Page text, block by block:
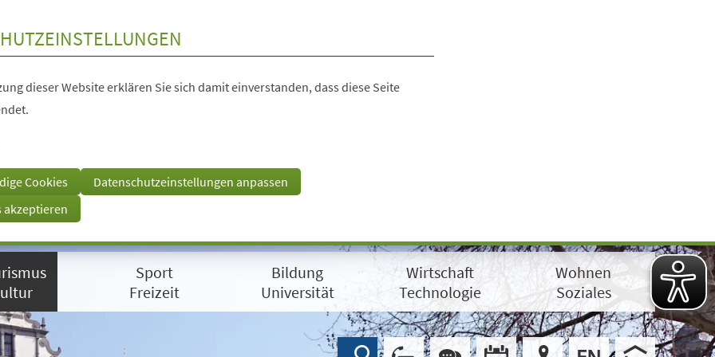
dieser Website erklären Sie sich damit einverstanden, dass diese Seite
Cookies
Datenschutzeinstellungen anpassen
akzeptieren
Sport
Freizeit
Bildung
Universität
Wirtschaft
Technologie
Wohnen
Soziales